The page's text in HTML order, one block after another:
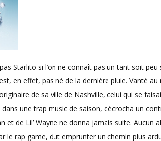
Starlito si l’on ne connaît pas un tant soit
en effet, pas né de la dernière pluie. Vanté
de sa ville de Nashville, celui qui se
une trap music de saison, décrocha un
et de Lil’ Wayne ne donna jamais suite. Aucun
le rap game, dut emprunter un chemin plus